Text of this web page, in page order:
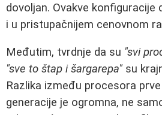
dovoljan. Ovakve konfiguracije
i u pristupačnijem cenovnom
Međutim, tvrdnje da su "svi
"sve to štap i šargarepa" su
Razlika između procesora
generacije je ogromna, ne